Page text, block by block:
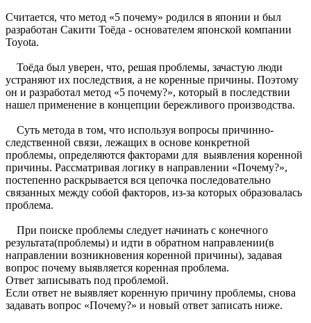
Считается, что метод «5 почему» родился в японии и был
разработан Сакити Тоёда - основателем японской компании
Toyota.
Тоёда был уверен, что, решая проблемы, зачастую люди
устраняют их последствия, а не коренные причины. Поэтому
он и разработал метод «5 почему?», который в последствии
нашел применение в концепции бережливого производства.
Суть метода в том, что используя вопросы причинно-
следственной связи, лежащих в основе конкретной
проблемы, определяются факторами для выявления коренной
причины. Рассматривая логику в направлении «Почему?»,
постепенно раскрывается вся цепочка последовательно
связанных между собой факторов, из-за которых образовалась
проблема.
При поиске проблемы следует начинать с конечного
результата(проблемы) и идти в обратном направлении(в
направлении возникновения коренной причины), задавая
вопрос почему выявляется коренная проблема.
Ответ записывать под проблемой.
Если ответ не выявляет коренную причину проблемы, снова
задавать вопрос «Почему?» и новый ответ записать ниже.